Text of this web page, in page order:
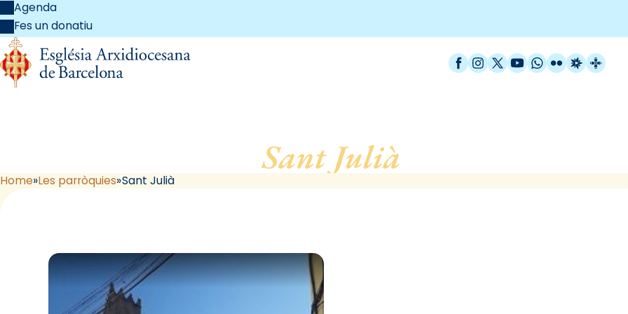
Agenda
Fes un donatiu
Facebook
Instagram
X / Twitter
YouTube
WhatsApp
FlickrRadio
Sant Julià
Home Les parròquies Sant Julià